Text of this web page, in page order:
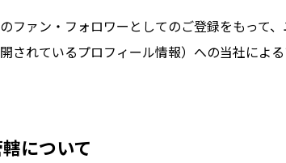
ファン・フォロワーとしてのご登録をもって
されているプロフィール情報）への当社によ
について